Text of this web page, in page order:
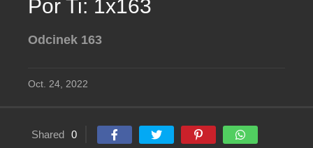
Por Ti: 1x163
Odcinek 163
Oct. 24, 2022
Shared 0